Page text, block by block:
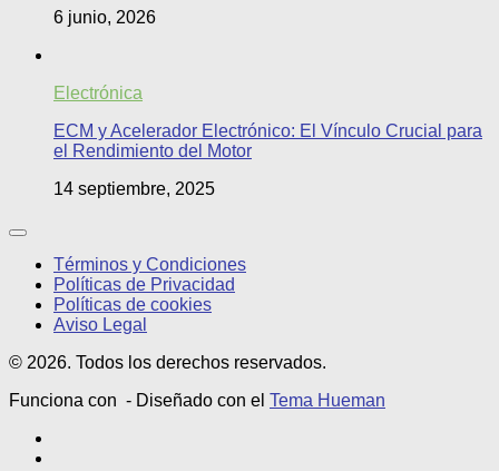
6 junio, 2026
Electrónica
ECM y Acelerador Electrónico: El Vínculo Crucial para
el Rendimiento del Motor
14 septiembre, 2025
Términos y Condiciones
Políticas de Privacidad
Políticas de cookies
Aviso Legal
© 2026. Todos los derechos reservados.
Funciona con - Diseñado con el Tema Hueman